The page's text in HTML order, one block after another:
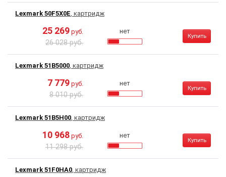
Lexmark 50F5X0E, картридж
25 269 руб.
26 028 руб.
нет
Купить
Lexmark 51B5000, картридж
7 779 руб.
8 010 руб.
нет
Купить
Lexmark 51B5H00, картридж
10 968 руб.
11 298 руб.
нет
Купить
Lexmark 51F0HA0, картридж